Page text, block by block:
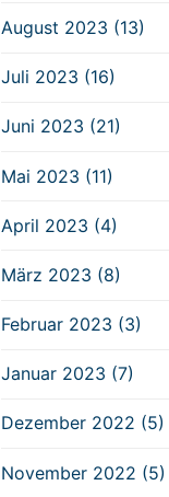
August 2023 (13)
Juli 2023 (16)
Juni 2023 (21)
Mai 2023 (11)
April 2023 (4)
März 2023 (8)
Februar 2023 (3)
Januar 2023 (7)
Dezember 2022 (5)
November 2022 (5)